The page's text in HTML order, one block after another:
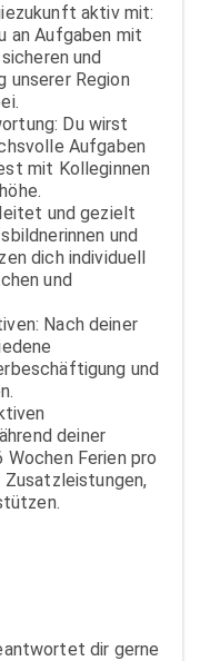
aktiv mit:
an Aufgaben mit
und
unserer Region
Du wirst
Aufgaben
mit Kolleginnen
und gezielt
und
dich individuell
und
Nach deiner
und
deiner
Ferien pro
Zusatzleistungen,
dir gerne